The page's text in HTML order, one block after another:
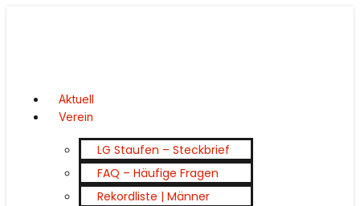
Aktuell
Verein
LG Staufen – Steckbrief
FAQ – Häufige Fragen
Rekordliste | Männer